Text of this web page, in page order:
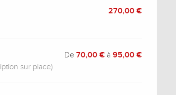
270,00 €
sur place)
De70,00 € à95,00 €